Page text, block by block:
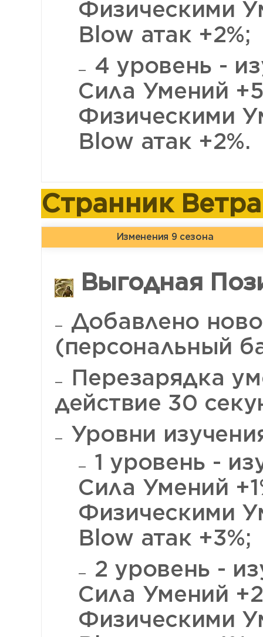
Физическими
Blow атак +2%;
4 уровень -
Сила Умений
Физическими
Blow атак +2%.
Странник
Изменения 9 сезона
Выгодная
Добавлено
(персональный
Перезарядка
действие 30
Уровни
1 уровень -
Сила Умений
Физическими
Blow атак +3%;
2 уровень -
Сила Умений
Физическими